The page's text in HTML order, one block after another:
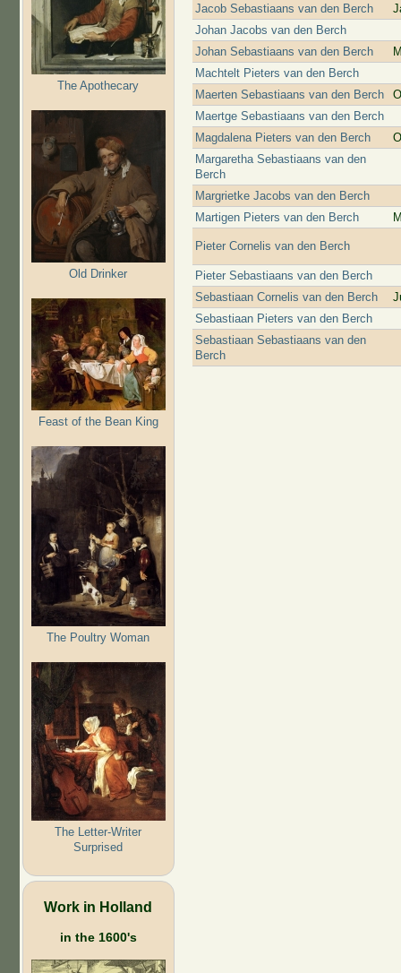
The Apothecary
Old Drinker
Feast of the Bean King
The Poultry Woman
The Letter-Writer
Surprised
Work in Holland
in the 1600's
Jacob Sebastiaans van den Berch
Johan Jacobs van den Berch
Johan Sebastiaans van den Berch
Machtelt Pieters van den Berch
Maerten Sebastiaans van den Berch
Maertge Sebastiaans van den Berch
Magdalena Pieters van den Berch
Margaretha Sebastiaans van den
Berch
Margrietke Jacobs van den Berch
Martigen Pieters van den Berch
Pieter Cornelis van den Berch
Pieter Sebastiaans van den Berch
Sebastiaan Cornelis van den Berch
Sebastiaan Pieters van den Berch
Sebastiaan Sebastiaans van den
Berch